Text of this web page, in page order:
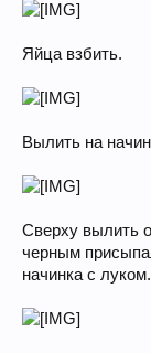
Яйца взбить.
Вылить на
Сверху вылить
черным
начинка с